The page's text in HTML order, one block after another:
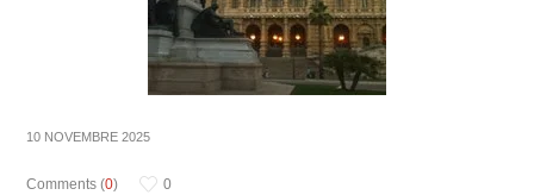
10 NOVEMBRE 2025
Comments (0)
0